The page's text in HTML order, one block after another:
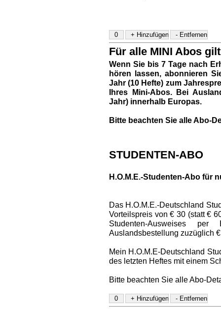
Für alle MINI Abos
Wenn Sie bis 7 Tage nach
hören lassen, abonnieren
Jahr (10 Hefte) zum
Ihres Mini-Abos. Bei
Jahr) innerhalb Europas.
Bitte beachten Sie alle Abo-
STUDENTEN-ABO
H.O.M.E.-Studenten-Abo für
Das H.O.M.E.-Deutschland
Vorteilspreis von € 30 (statt €
Studenten-Ausweises
Auslandsbestellung zuzüglich
Mein H.O.M.E-Deutschland
des letzten Heftes mit einem
Bitte beachten Sie alle Abo-